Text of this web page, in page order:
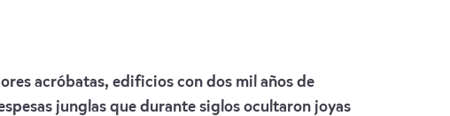
acróbatas, edificios con dos mil años de
junglas que durante siglos ocultaron joyas